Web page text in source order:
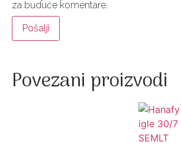
za buduće komentare.
Povezani proizvodi